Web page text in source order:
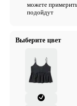
можете
подойдут
Выберите цвет